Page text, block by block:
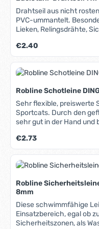
Drahtseil aus nicht
PVC-ummantelt.
Lieken, Relingsdrähte,
Regulärer Preis:
€2.40
Robline Schotleine
Sehr flexible, preiswerte
Sportcats. Durch den geflochtenen Polyester-Kern liegt sie
sehr gut in der Hand
Polyester/Polyamid-
Abriebfestigkeit und sehr gute
Blog erfahren Sie mehr
Pflege von Tauwerk.
Regulärer Preis:
€2.73
Robline Sicherheitsleine
8mm
Diese schwimmfähige
Einsatzbereich, egal ob
Sicherheitszonen, als